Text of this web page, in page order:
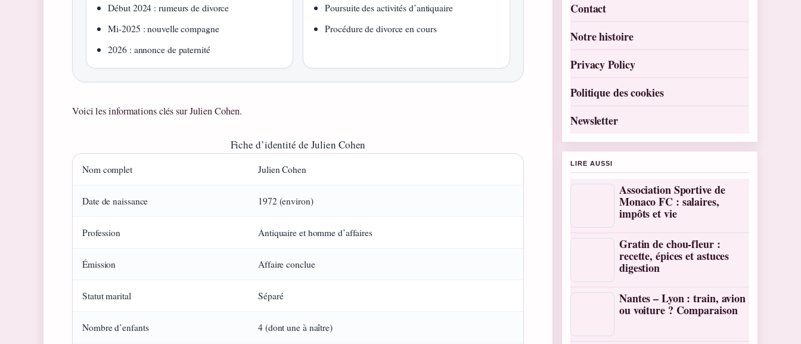
Début 2024 : rumeurs de divorce
Mi-2025 : nouvelle compagne
2026 : annonce de paternité
Poursuite des activités d’antiquaire
Procédure de divorce en cours
Voici les informations clés sur Julien Cohen.
Fiche d’identité de Julien Cohen
Nom complet Julien Cohen
Date de naissance 1972 (environ)
Profession Antiquaire et homme d’affaires
Émission Affaire conclue
Statut marital Séparé
Nombre d’enfants 4 (dont une à naître)
Contact
Notre histoire
Privacy Policy
Politique des cookies
Newsletter
LIRE AUSSI
Association Sportive de
Monaco FC : salaires,
impôts et vie
Gratin de chou-fleur :
recette, épices et astuces
digestion
Nantes – Lyon : train, avion
ou voiture ? Comparaison